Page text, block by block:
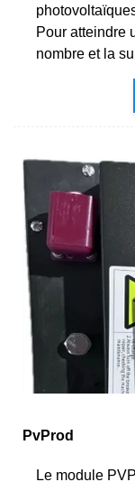
Pour atteindre
nombre et la
PvProd
Le module